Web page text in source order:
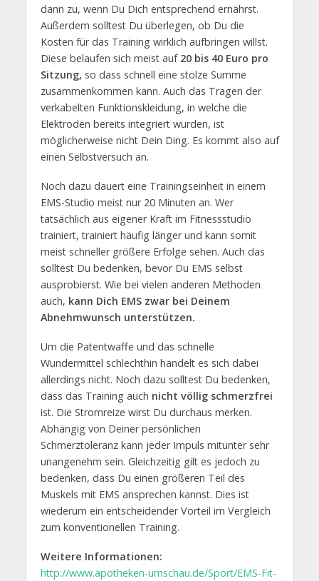
dann zu, wenn Du Dich entsprechend ernährst.
Außerdem solltest Du überlegen, ob Du die
Kosten für das Training wirklich aufbringen willst.
Diese belaufen sich meist auf 20 bis 40 Euro pro
Sitzung, so dass schnell eine stolze Summe
zusammenkommen kann. Auch das Tragen der
verkabelten Funktionskleidung, in welche die
Elektroden bereits integriert wurden, ist
möglicherweise nicht Dein Ding. Es kommt also auf
einen Selbstversuch an.
Noch dazu dauert eine Trainingseinheit in einem
EMS-Studio meist nur 20 Minuten an. Wer
tatsächlich aus eigener Kraft im Fitnessstudio
trainiert, trainiert häufig länger und kann somit
meist schneller größere Erfolge sehen. Auch das
solltest Du bedenken, bevor Du EMS selbst
ausprobierst. Wie bei vielen anderen Methoden
auch, kann Dich EMS zwar bei Deinem
Abnehmwunsch unterstützen.
Um die Patentwaffe und das schnelle
Wundermittel schlechthin handelt es sich dabei
allerdings nicht. Noch dazu solltest Du bedenken,
dass das Training auch nicht völlig schmerzfrei
ist. Die Stromreize wirst Du durchaus merken.
Abhängig von Deiner persönlichen
Schmerztoleranz kann jeder Impuls mitunter sehr
unangenehm sein. Gleichzeitig gilt es jedoch zu
bedenken, dass Du einen größeren Teil des
Muskels mit EMS ansprechen kannst. Dies ist
wiederum ein entscheidender Vorteil im Vergleich
zum konventionellen Training.
Weitere Informationen:
http://www.apotheken-umschau.de/Sport/EMS-Fit-